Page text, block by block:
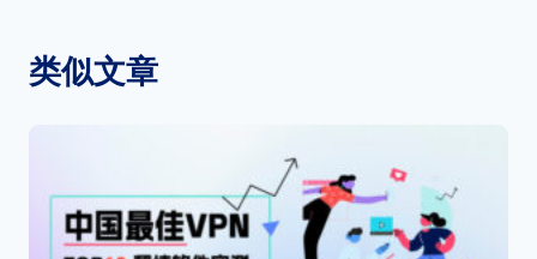
类似文章